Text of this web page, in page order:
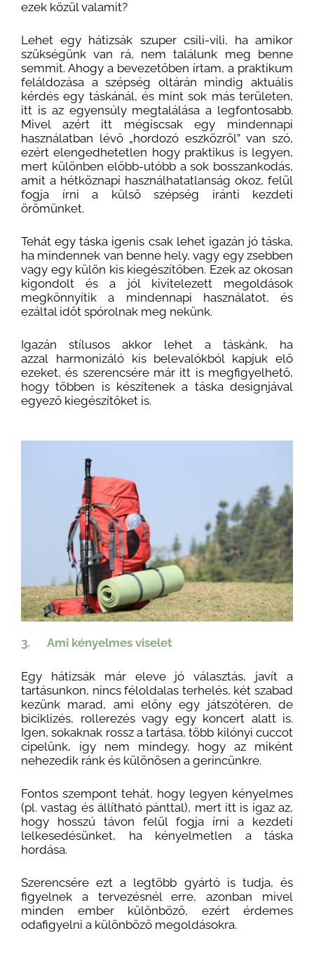
ezek közül valamit?
Lehet egy hátizsák szuper csili-vili, ha amikor
szükségünk van rá, nem találunk meg benne
semmit. Ahogy a bevezetőben írtam, a praktikum
feláldozása a szépség oltárán mindig aktuális
kérdés egy táskánál, és mint sok más területen,
itt is az egyensúly megtalálása a legfontosabb.
Mivel azért itt mégiscsak egy mindennapi
használatban lévő „hordozó eszközről” van szó,
ezért elengedhetetlen hogy praktikus is legyen,
mert különben előbb-utóbb a sok bosszankodás,
amit a hétköznapi használhatatlanság okoz, felül
fogja írni a külső szépség iránti kezdeti
örömünket.
Tehát egy táska igenis csak lehet igazán jó táska,
ha mindennek van benne hely, vagy egy zsebben
vagy egy külön kis kiegészítőben. Ezek az okosan
kigondolt és a jól kivitelezett megoldások
megkönnyítik a mindennapi használatot, és
ezáltal időt spórolnak meg nekünk.
Igazán stílusos akkor lehet a táskánk, ha
azzal harmonizáló kis belevalókból kapjuk elő
ezeket, és szerencsére már itt is megfigyelhető,
hogy többen is készítenek a táska designjával
egyező kiegészítőket is.
3. Ami kényelmes viselet
Egy hátizsák már eleve jó választás, javít a
tartásunkon, nincs féloldalas terhelés, két szabad
kezünk marad, ami előny egy játszótéren, de
biciklizés, rollerezés vagy egy koncert alatt is.
Igen, sokaknak rossz a tartása, több kilónyi cuccot
cipelünk, így nem mindegy, hogy az miként
nehezedik ránk és különösen a gerincünkre.
Fontos szempont tehát, hogy legyen kényelmes
(pl. vastag és állítható pánttal), mert itt is igaz az,
hogy hosszú távon felül fogja írni a kezdeti
lelkesedésünket, ha kényelmetlen a táska
hordása.
Szerencsére ezt a legtöbb gyártó is tudja, és
figyelnek a tervezésnél erre, azonban mivel
minden ember különböző, ezért érdemes
odafigyelni a különböző megoldásokra.